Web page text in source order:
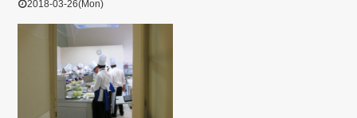
2018-03-26(Mon)